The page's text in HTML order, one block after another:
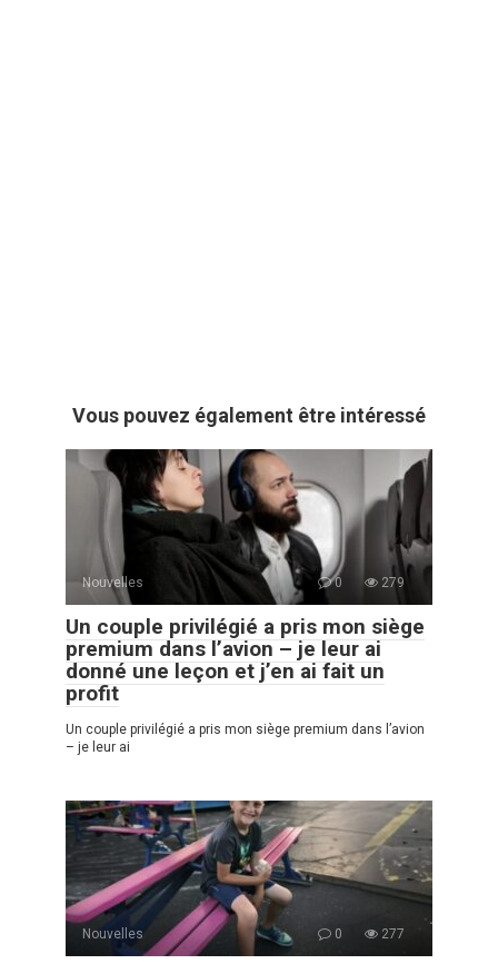
Vous pouvez également être intéressé
Nouvelles 0 279
Un couple privilégié a pris mon siège
premium dans l’avion – je leur ai
donné une leçon et j’en ai fait un
profit
Un couple privilégié a pris mon siège premium dans l’avion
– je leur ai
Nouvelles 0 277